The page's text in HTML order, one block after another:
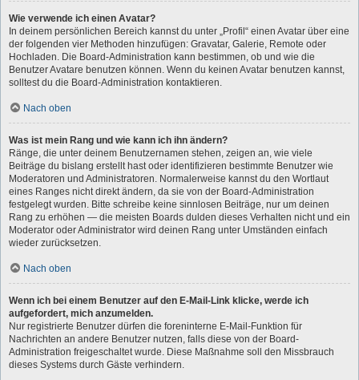
Wie verwende ich einen Avatar?
In deinem persönlichen Bereich kannst du unter „Profil“ einen Avatar über eine
der folgenden vier Methoden hinzufügen: Gravatar, Galerie, Remote oder
Hochladen. Die Board-Administration kann bestimmen, ob und wie die
Benutzer Avatare benutzen können. Wenn du keinen Avatar benutzen kannst,
solltest du die Board-Administration kontaktieren.
Nach oben
Was ist mein Rang und wie kann ich ihn ändern?
Ränge, die unter deinem Benutzernamen stehen, zeigen an, wie viele
Beiträge du bislang erstellt hast oder identifizieren bestimmte Benutzer wie
Moderatoren und Administratoren. Normalerweise kannst du den Wortlaut
eines Ranges nicht direkt ändern, da sie von der Board-Administration
festgelegt wurden. Bitte schreibe keine sinnlosen Beiträge, nur um deinen
Rang zu erhöhen — die meisten Boards dulden dieses Verhalten nicht und ein
Moderator oder Administrator wird deinen Rang unter Umständen einfach
wieder zurücksetzen.
Nach oben
Wenn ich bei einem Benutzer auf den E-Mail-Link klicke, werde ich
aufgefordert, mich anzumelden.
Nur registrierte Benutzer dürfen die foreninterne E-Mail-Funktion für
Nachrichten an andere Benutzer nutzen, falls diese von der Board-
Administration freigeschaltet wurde. Diese Maßnahme soll den Missbrauch
dieses Systems durch Gäste verhindern.